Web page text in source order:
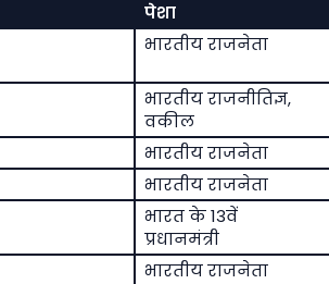
पेशा
भारतीय राजनेता
भारतीय राजनीतिज्ञ,
वकील
भारतीय राजनेता
भारतीय राजनेता
भारत के 13वें
प्रधानमंत्री
भारतीय राजनेता